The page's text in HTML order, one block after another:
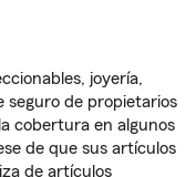
joyería,
seguro de propietarios
cobertura en algunos
de que sus artículos
de artículos